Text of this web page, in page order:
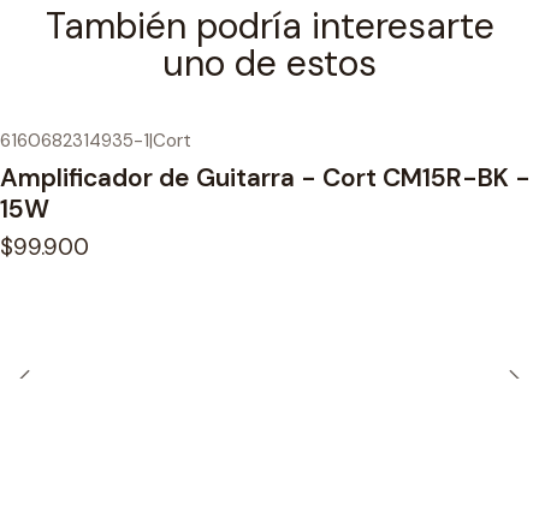
También podría interesarte
uno de estos
6160682314935-1|Cort
Amplificador de Guitarra - Cort CM15R-BK -
15W
$99.900